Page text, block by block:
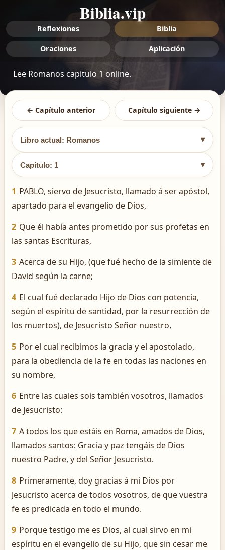
Biblia.vip
Reflexiones Biblia
Oraciones Aplicación
Lee Romanos capitulo 1 online.
← Capítulo anterior Capítulo siguiente →
Libro actual: Romanos ▾
Capítulo: 1 ▾
1 PABLO, siervo de Jesucristo, llamado á ser apóstol,
apartado para el evangelio de Dios,
2 Que él había antes prometido por sus profetas en
las santas Escrituras,
3 Acerca de su Hijo, (que fué hecho de la simiente de
David según la carne;
4 El cual fué declarado Hijo de Dios con potencia,
según el espíritu de santidad, por la resurrección de
los muertos), de Jesucristo Señor nuestro,
5 Por el cual recibimos la gracia y el apostolado,
para la obediencia de la fe en todas las naciones en
su nombre,
6 Entre las cuales sois también vosotros, llamados
de Jesucristo:
7 A todos los que estáis en Roma, amados de Dios,
llamados santos: Gracia y paz tengáis de Dios
nuestro Padre, y del Señor Jesucristo.
8 Primeramente, doy gracias á mi Dios por
Jesucristo acerca de todos vosotros, de que vuestra
fe es predicada en todo el mundo.
9 Porque testigo me es Dios, al cual sirvo en mi
espíritu en el evangelio de su Hijo, que sin cesar me